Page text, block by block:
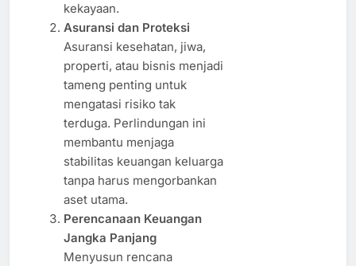
kekayaan.
Asuransi dan Proteksi
Asuransi kesehatan, jiwa,
properti, atau bisnis menjadi
tameng penting untuk
mengatasi risiko tak
terduga. Perlindungan ini
membantu menjaga
stabilitas keuangan keluarga
tanpa harus mengorbankan
aset utama.
Perencanaan Keuangan
Jangka Panjang
Menyusun rencana